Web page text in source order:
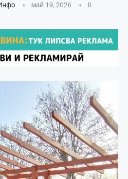
май 19, 2026
0